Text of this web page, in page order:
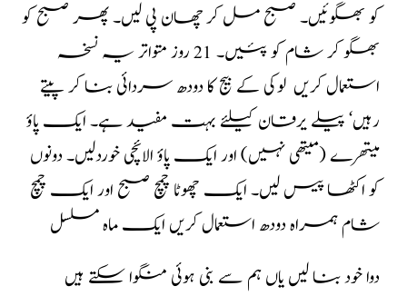
کو بھگوئیں۔ صبح مل کر چھان پی لیں۔ پھر صبح کو
بھگو کر شام کو پئیں۔ 21 روز متواتر یہ نسخہ
استعمال کریں لوکی کے بیج کا دودھ سردائی بنا کر پیتے
رہیں‘ پیلے یرقان کیلئے بہت مفید ہے۔ ایک پاؤ
میتھرے (میتھی نہیں) اور ایک پاؤ الائچی خوردلیں۔ دونوں
کو اکٹھا پیس لیں۔ ایک چھوٹا چمچ صبح اور ایک چمچ
شام ہمراہ دودھ استعمال کریایک ماہ مسلسل
دوا خود بنا لیں یاں ہم سے بنی ہوئی منگوا سکتے ہیں